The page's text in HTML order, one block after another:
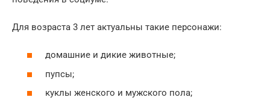
Для возраста 3 лет актуальны такие персонажи:
домашние и дикие животные;
пупсы;
куклы женского и мужского пола;